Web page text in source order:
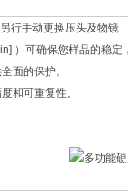
行手动更换压头及物镜
）可确保您样品的稳定
面的保护。
和可重复性。